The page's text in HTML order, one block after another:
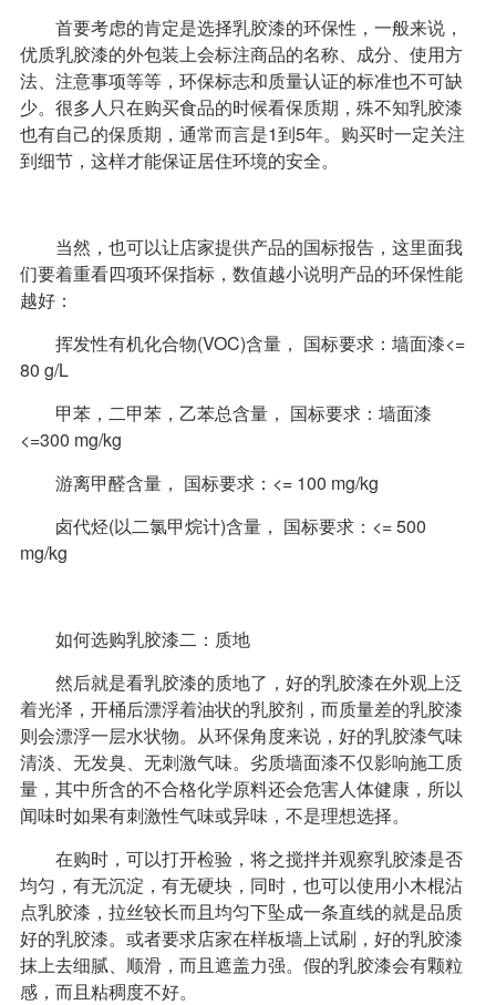
首要考虑的肯定是选择乳胶漆的环保性，一般来说，
优质乳胶漆的外包装上会标注商品的名称、成分、使用方
法、注意事项等等，环保标志和质量认证的标准也不可缺
少。很多人只在购买食品的时候看保质期，殊不知乳胶漆
也有自己的保质期，通常而言是1到5年。购买时一定关注
到细节，这样才能保证居住环境的安全。
当然，也可以让店家提供产品的国标报告，这里面我
们要着重看四项环保指标，数值越小说明产品的环保性能
越好：
挥发性有机化合物(VOC)含量， 国标要求：墙面漆<=
80 g/L
甲苯，二甲苯，乙苯总含量， 国标要求：墙面漆
<=300 mg/kg
游离甲醛含量， 国标要求：<= 100 mg/kg
卤代烃(以二氯甲烷计)含量， 国标要求：<= 500
mg/kg
如何选购乳胶漆二：质地
然后就是看乳胶漆的质地了，好的乳胶漆在外观上泛
着光泽，开桶后漂浮着油状的乳胶剂，而质量差的乳胶漆
则会漂浮一层水状物。从环保角度来说，好的乳胶漆气味
清淡、无发臭、无刺激气味。劣质墙面漆不仅影响施工质
量，其中所含的不合格化学原料还会危害人体健康，所以
闻味时如果有刺激性气味或异味，不是理想选择。
在购时，可以打开检验，将之搅拌并观察乳胶漆是否
均匀，有无沉淀，有无硬块，同时，也可以使用小木棍沾
点乳胶漆，拉丝较长而且均匀下坠成一条直线的就是品质
好的乳胶漆。或者要求店家在样板墙上试刷，好的乳胶漆
抹上去细腻、顺滑，而且遮盖力强。假的乳胶漆会有颗粒
感，而且粘稠度不好。